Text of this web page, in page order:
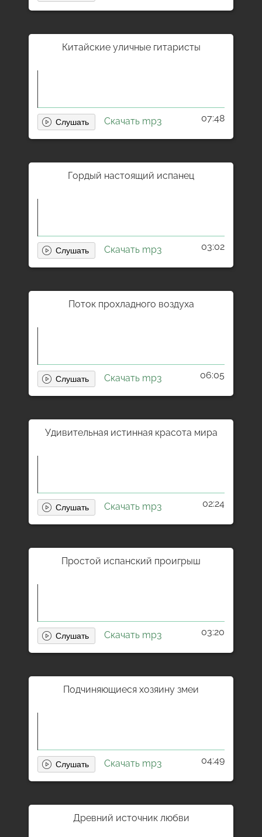
Китайские уличные гитаристы
Скачать mp3 07:48
Гордый настоящий испанец
Скачать mp3 03:02
Поток прохладного воздуха
Скачать mp3 06:05
Удивительная истинная красота мира
Скачать mp3 02:24
Простой испанский проигрыш
Скачать mp3 03:20
Подчиняющиеся хозяину змеи
Скачать mp3 04:49
Древний источник любви